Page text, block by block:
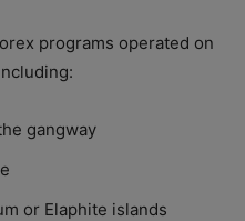
programs operated on
gangway
or Elaphite islands